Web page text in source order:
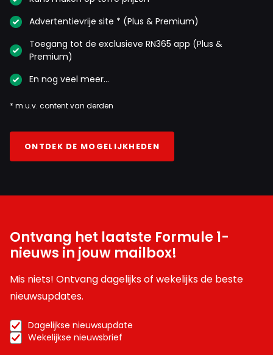
Advertentievrije site * (Plus & Premium)
Toegang tot de exclusieve RN365 app (Plus &
Premium)
En nog veel meer…
* m.u.v. content van derden
ONTDEK DE MOGELIJKHEDEN
Ontvang het laatste Formule 1-
nieuws in jouw mailbox!
Mis niets! Ontvang dagelijks of wekelijks de beste
nieuwsupdates.
Dagelijkse nieuwsupdate
Wekelijkse nieuwsbrief